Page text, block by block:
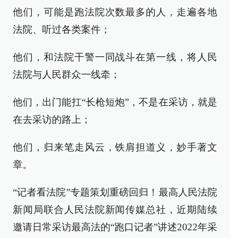
他们，可能是跑法院次数最多的人，走遍各地
法院、听过各类案件；
他们，和法院干警一同战斗在第一线，将人民
法院与人民群众一线牵；
他们，出门能扛“长枪短炮”，不是在采访，就是
在去采访的路上；
他们，归来笔走风云，铁肩担道义，妙手著文
章。
“记者看法院”专题策划重磅回归！最高人民法院
新闻局联合人民法院新闻传媒总社，近期陆续
邀请日常采访最高法的“跑口记者”讲述2022年采